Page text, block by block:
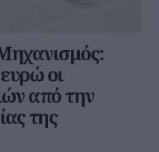
οι
από την
της